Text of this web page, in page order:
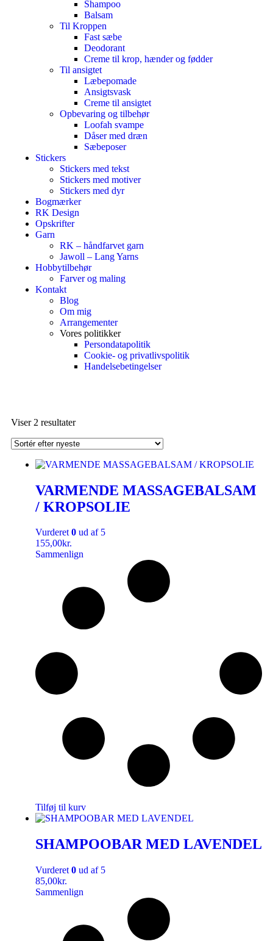
Shampoo
Balsam
Til Kroppen
Fast sæbe
Deodorant
Creme til krop, hænder og fødder
Til ansigtet
Læbepomade
Ansigtsvask
Creme til ansigtet
Opbevaring og tilbehør
Loofah svampe
Dåser med dræn
Sæbeposer
Stickers
Stickers med tekst
Stickers med motiver
Stickers med dyr
Bogmærker
RK Design
Opskrifter
Garn
RK – håndfarvet garn
Jawoll – Lang Yarns
Hobbytilbehør
Farver og maling
Kontakt
Blog
Om mig
Arrangementer
Vores politikker
Persondatapolitik
Cookie- og privatlivspolitik
Handelsebetingelser
Viser 2 resultater
VARMENDE MASSAGEBALSAM
/ KROPSOLIE
Vurderet0 ud af 5
155,00kr.
Sammenlign
Tilføj til kurv
SHAMPOOBAR MED LAVENDEL
Vurderet 0 ud af 5
85,00kr.
Sammenlign